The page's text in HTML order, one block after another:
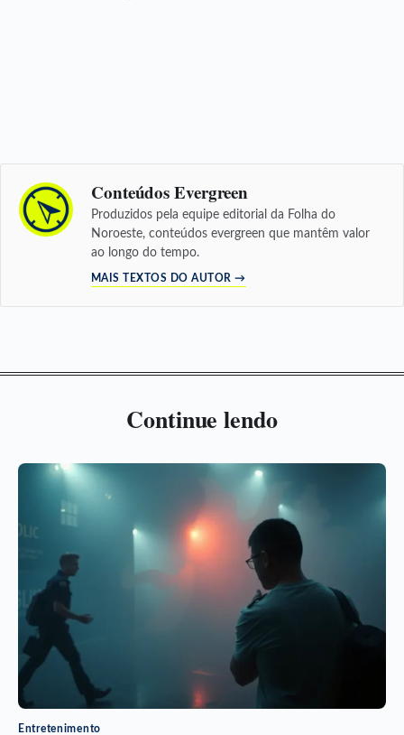
Conteúdos Evergreen
Produzidos pela equipe editorial da Folha do
Noroeste, conteúdos evergreen que mantêm valor
ao longo do tempo.
MAIS TEXTOS DO AUTOR →
Continue lendo
Entretenimento